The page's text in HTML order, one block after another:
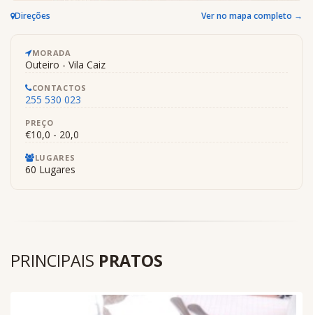
Direções Ver no mapa completo →
MORADA
Outeiro - Vila Caiz
CONTACTOS
255 530 023
PREÇO
€10,0 - 20,0
LUGARES
60 Lugares
PRINCIPAIS PRATOS